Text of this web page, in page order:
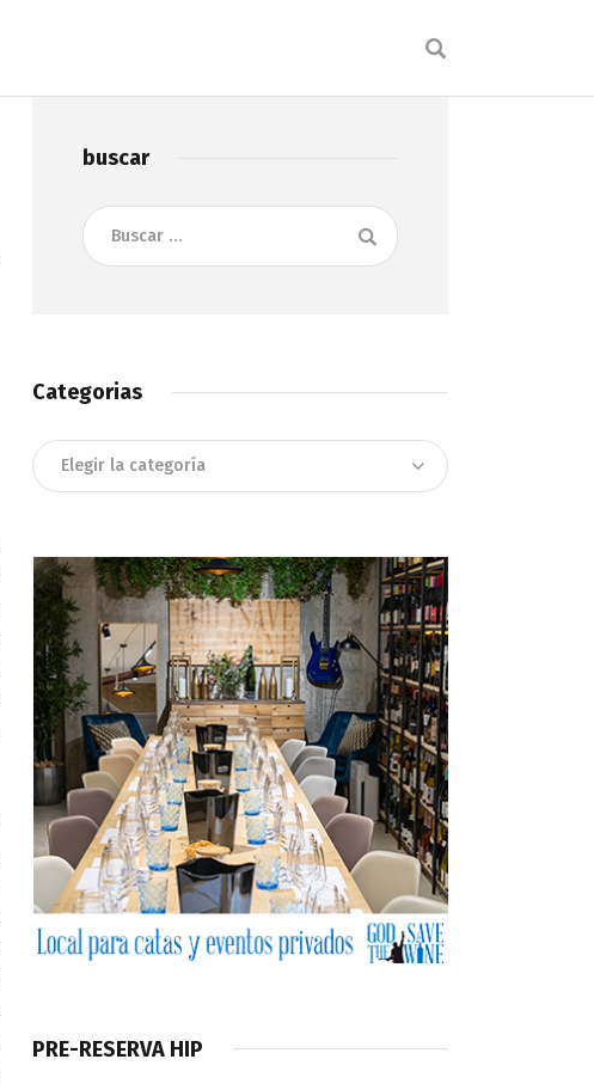
buscar
Buscar:
Categorias
Categorias
PRE-RESERVA HIP